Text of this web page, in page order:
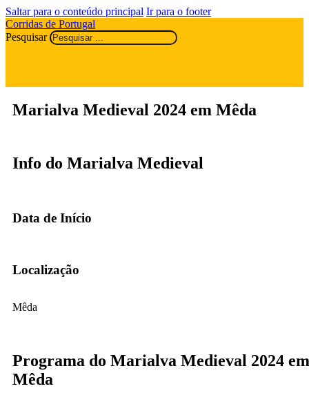
Saltar para o conteúdo principal Ir para o footer
Corridas de Portugal
Pesquisar
Marialva Medieval 2024 em Mêda
Info do Marialva Medieval
Data de Início
Localização
Mêda
Programa do Marialva Medieval 2024 em
Mêda